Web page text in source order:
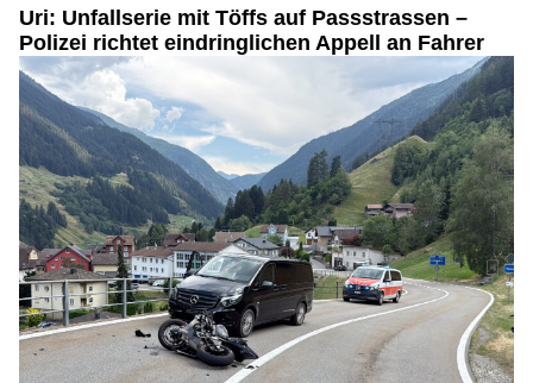
Uri: Unfallserie mit Töffs auf Passstrassen –
Polizei richtet eindringlichen Appell an Fahrer